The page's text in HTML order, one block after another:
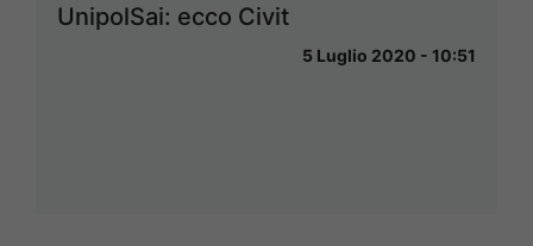
UnipolSai: ecco Civit
5 Luglio 2020 - 10:51